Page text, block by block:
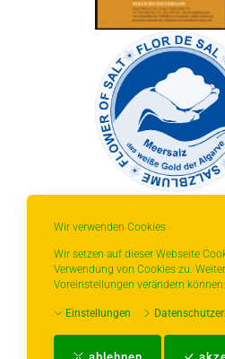
Wir verwenden Cookies
Wir setzen auf dieser Webseite
Verwendung von Cookies zu.
Voreinstellungen verändern können:
Einstellungen
* gilt für Lieferungen
bitte der Schaltfläche mit